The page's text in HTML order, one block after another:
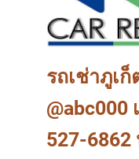
รถเช่าภูเ
@abc000
527-6862